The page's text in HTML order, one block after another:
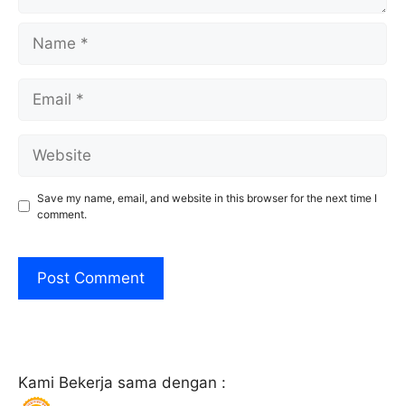
Save my name, email, and website in this browser for the next time I
comment.
Kami Bekerja sama dengan :